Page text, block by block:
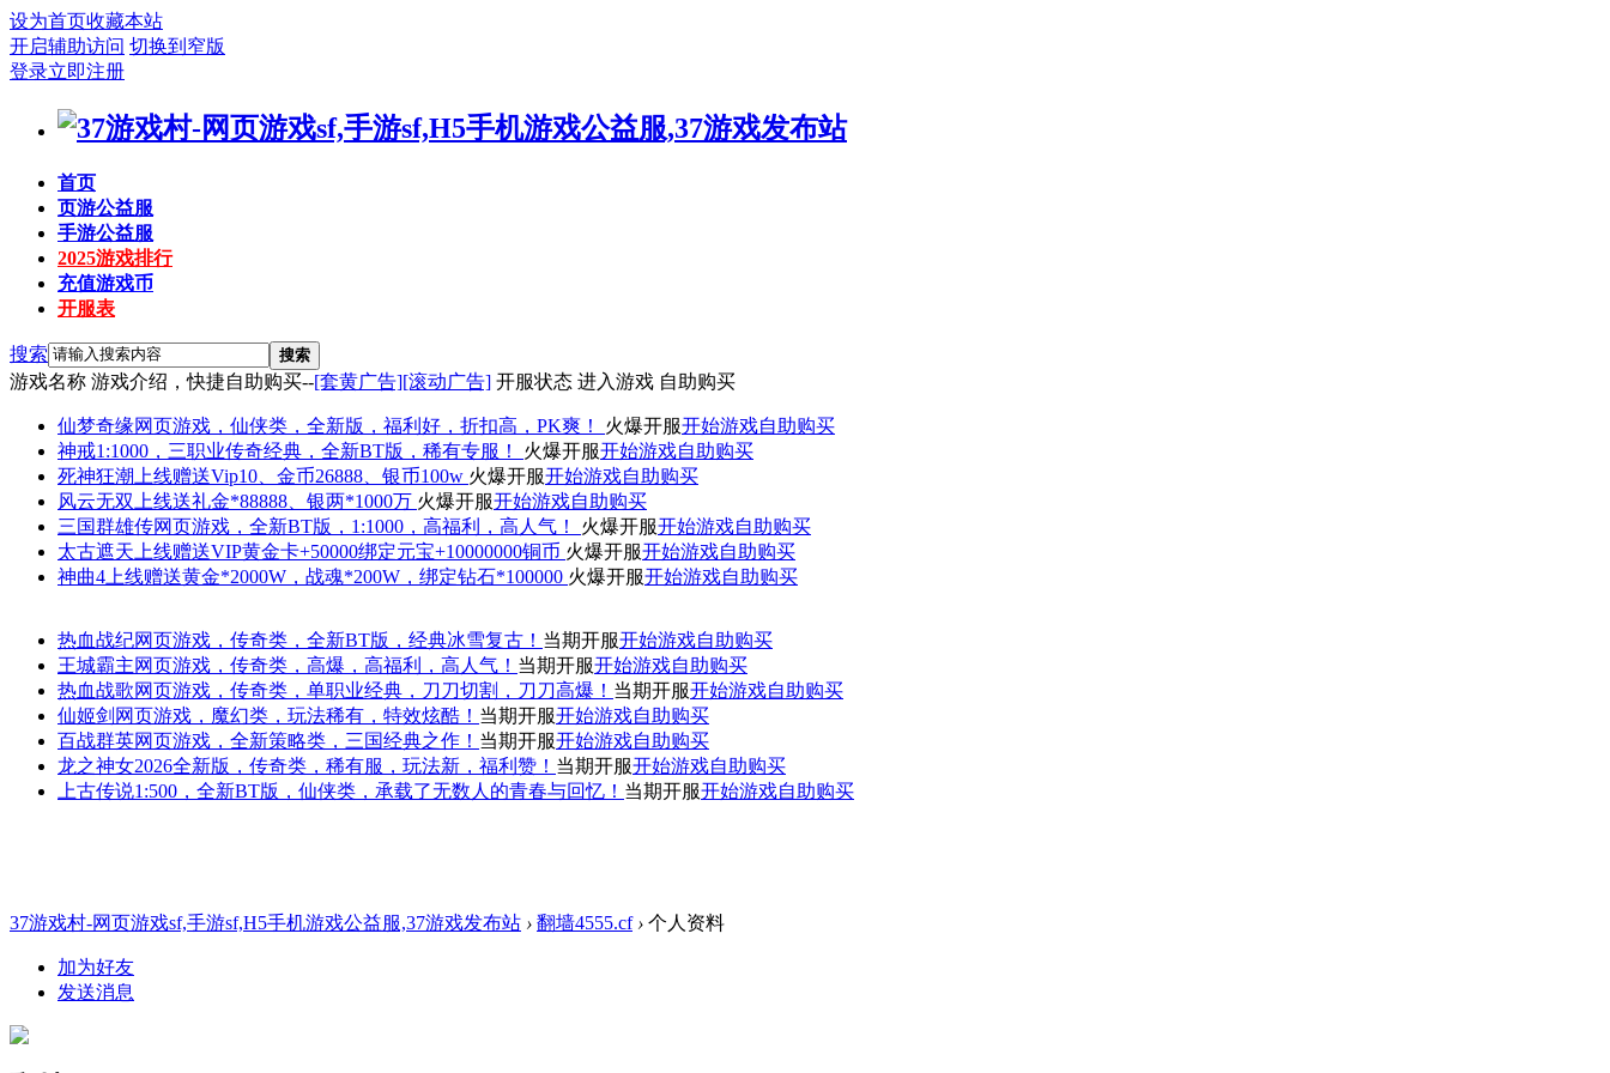
设为首页收藏本站
开启辅助访问 切换到窄版
登录立即注册
首页
页游公益服
手游公益服
2025游戏排行
充值游戏币
开服表
搜索 搜索
游戏名称 游戏介绍，快捷自助购买--[套黄广告][滚动广告] 开服状态 进入游戏 自助购买
仙梦奇缘网页游戏，仙侠类，全新版，福利好，折扣高，PK爽！ 火爆开服开始游戏自助购买
神戒1:1000，三职业传奇经典，全新BT版，稀有专服！ 火爆开服开始游戏自助购买
死神狂潮 上线赠送Vip10、金币26888、银币100w 火爆开服开始游戏自助购买
风云无双 上线送礼金*88888、银两*1000万 火爆开服开始游戏自助购买
三国群雄传网页游戏，全新BT版，1:1000，高福利，高人气！ 火爆开服开始游戏自助购买
太古遮天 上线赠送VIP黄金卡+50000绑定元宝+10000000铜币 火爆开服开始游戏自助购买
神曲4 上线赠送黄金*2000W，战魂*200W，绑定钻石*100000 火爆开服开始游戏自助购买
热血战纪网页游戏，传奇类，全新BT版，经典冰雪复古！ 当期开服开始游戏自助购买
王城霸主网页游戏，传奇类，高爆，高福利，高人气！ 当期开服开始游戏自助购买
热血战歌网页游戏，传奇类，单职业经典，刀刀切割，刀刀高爆！ 当期开服开始游戏自助购买
仙姬剑 网页游戏，魔幻类，玩法稀有，特效炫酷！ 当期开服开始游戏自助购买
百战群英网页游戏，全新策略类，三国经典之作！ 当期开服开始游戏自助购买
龙之神女2026全新版，传奇类，稀有服，玩法新，福利赞！ 当期开服开始游戏自助购买
上古传说1:500，全新BT版，仙侠类，承载了无数人的青春与回忆！ 当期开服开始游戏自助购买
37游戏村-网页游戏sf,手游sf,H5手机游戏公益服,37游戏发布站 › 翻墙4555.cf › 个人资料
加为好友
发送消息